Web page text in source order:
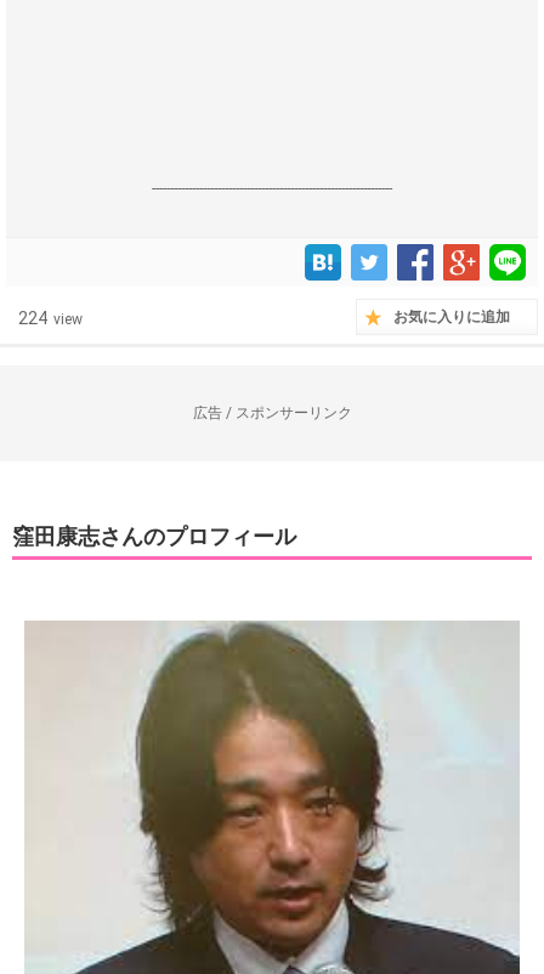
------------------------------------------------------------------
224 view お気に入りに追加
広告 / スポンサーリンク
窪田康志さんのプロフィール